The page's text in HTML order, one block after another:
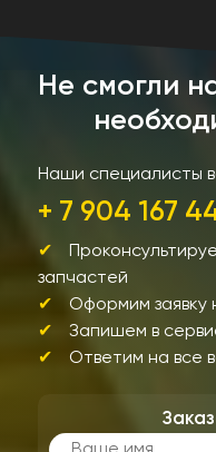
Не смогли
Наши специалисты
+ 7 904 167
запчастей
Оформим заявку
Запишем в
Ответим на все